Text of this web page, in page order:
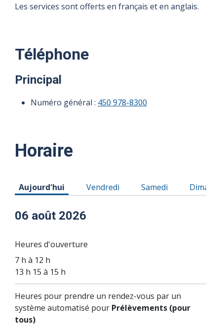
Les services sont offerts en français et en anglais.
Téléphone
Principal
Numéro général : 450 978-8300
Horaire
Horaire du Jeudi 06 août 2026
Aujourd'hui Horaire du Vendredi 07 août 2026
Vendredi Horaire du Samedi
Samedi Horaire
06 août 2026
Heures d'ouverture
7 h à 12 h
13 h 15 à 15 h
Heures pour prendre un rendez-vous par un
système automatisé pour Prélèvements (pour
tous)